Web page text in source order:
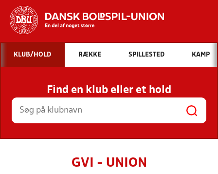
Hvad vil du søge efter?
INDHOLD OG NYHEDER
STILLINGER, RESULTATER, KLUBBER OG
HOLD
KLUB/HOLD RÆKKE SPILLESTED KAMP
Find en klub eller et hold
GVI - UNION